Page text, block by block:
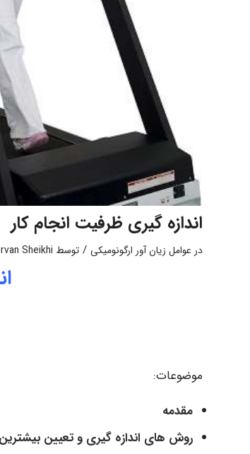
اندازه گیری ظرفیت انجام کار
در عوامل زیان آور ارگونومیکی / توسط Sheikhi
موضوعات:
مقدمه
روش های اندازه گیری و تعیین